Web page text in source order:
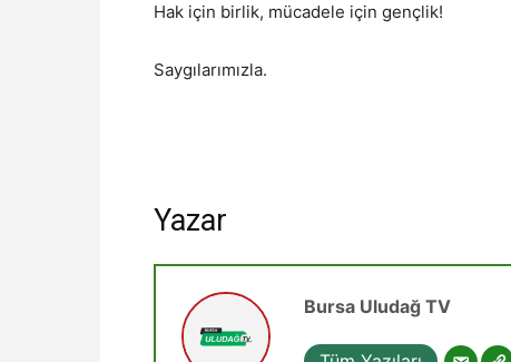
Hak için birlik, mücadele için gençlik!
Saygılarımızla.
Yazar
Bursa Uludağ TV